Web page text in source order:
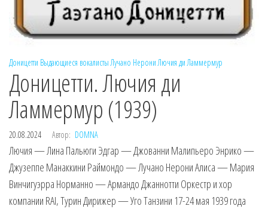
Доницетти Выдающиеся вокалисты Лучано Нерони Лючия ди Ламмермур
Доницетти. Лючия ди
Ламмермур (1939)
20.08.2024 Автор: DOMNA
Лючия — Лина Пальюги Эдгар — Джованни Малипьеро Энрико —
Джузеппе Манаккини Раймондо — Лучано Нерони Алиса — Мария
Винчигуэрра Норманно — Армандо Джаннотти Оркестр и хор
компании RAI, Турин Дирижер — Уго Танзини 17-24 мая 1939 года